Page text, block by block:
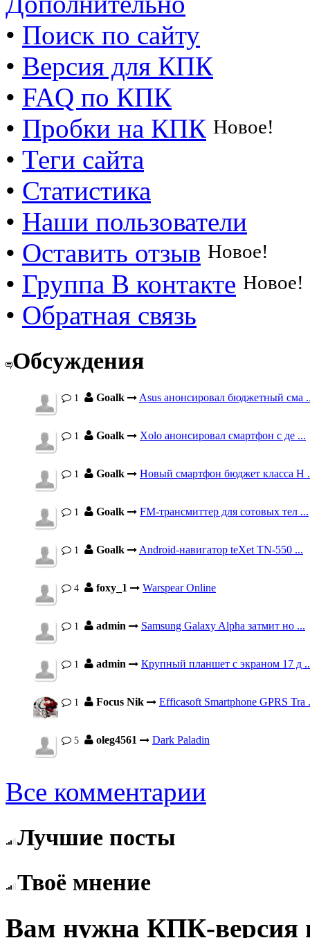
• Поиск по сайту
• Версия для КПК
• FAQ по КПК
• Пробки на КПК Новое!
• Теги сайта
• Статистика
• Наши пользователи
• Оставить отзыв Новое!
• Группа В контакте Новое!
• Обратная связь
Обсуждения
1 Goalk Asus анонсировал бюджетный сма
1 Goalk Xolo анонсировал смартфон с де ...
1 Goalk Новый смартфон бюджет класса H
1 Goalk FM-трансмиттер для сотовых тел ...
1 Goalk Android-навигатор teXet TN-550 ...
4 foxy_1 Warspear Online
1 admin Samsung Galaxy Alpha затмит но ...
1 admin Крупный планшет с экраном 17 д
1 Focus Nik Efficasoft Smartphone GPRS Tra
5 oleg4561 Dark Paladin
Все комментарии
Лучшие посты
Твоё мнение
Вам нужна КПК-версия